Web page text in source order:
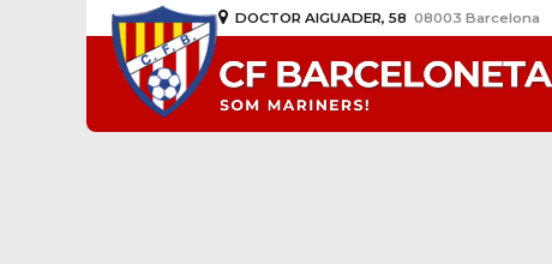
DOCTOR AIGUADER, 58 08003 Barcelona